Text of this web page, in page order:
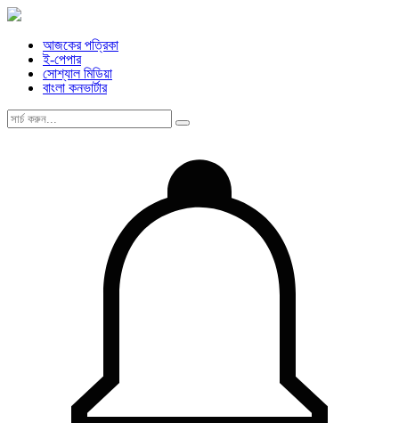
আজকের পত্রিকা
ই-পেপার
সোশ্যাল মিডিয়া
বাংলা কনভার্টার